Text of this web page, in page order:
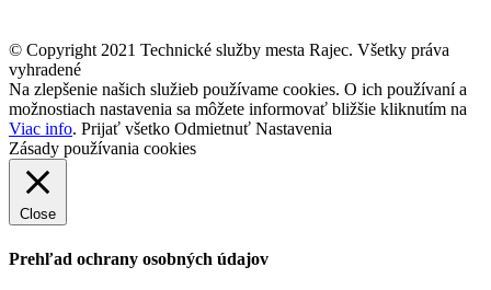
© Copyright 2021 Technické služby mesta Rajec. Všetky práva
vyhradené
Na zlepšenie našich služieb používame cookies. O ich používaní a
možnostiach nastavenia sa môžete informovať bližšie kliknutím na
Viac info. Prijať všetko Odmietnuť Nastavenia
Zásady používania cookies
Close
Prehľad ochrany osobných údajov